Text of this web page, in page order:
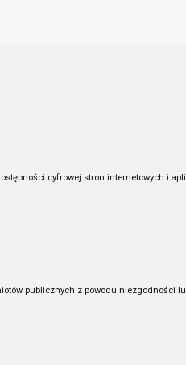
cyfrowej stron internetowych i
publicznych z powodu niezgodności